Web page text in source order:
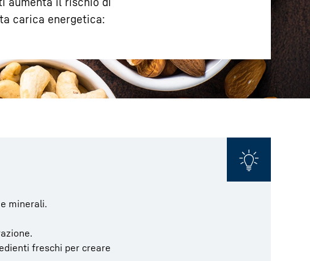
carica energetica:
minerali.
freschi per creare